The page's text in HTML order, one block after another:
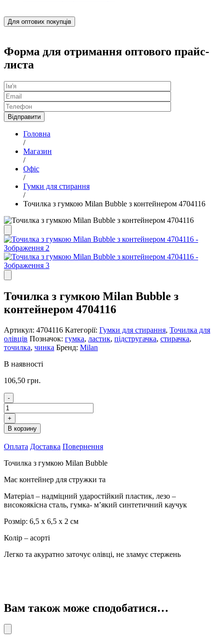
Для оптових покупців
Форма для отримання оптового прайс-
листа
Головна
/
Магазин
/
Офіс
/
Гумки для стирання
/
Точилка з гумкою Milan Bubble з контейнером 4704116
Точилка з гумкою Milan Bubble з
контейнером 4704116
Артикул: 4704116 Категорії: Гумки для стирання, Точилка для
олівців Позначок: гумка, ластик, підстругачка, стирачка,
точилка, чинка Бренд: Milan
В наявності
106,50 грн.
-
Точилка
з
гумкою
Milan
з
контейнером
4704116
кількість
+
В корзину
Оплата Доставка Повернення
Точилка з гумкою Milan Bubble
Має контейнер для стружки та
Матеріал – надміцний ударостійкий пластик, лезо –
високоякісна сталь, гумка- м’який синтетичний каучук
Розмір: 6,5 х 6,5 х 2 см
Колір – асорті
Легко та акуратно заточує олівці, не зламує стержень
Вам також може сподобатися…